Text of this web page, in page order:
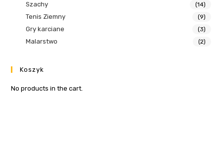
Szachy (14)
Tenis Ziemny (9)
Gry karciane (3)
Malarstwo (2)
Koszyk
No products in the cart.